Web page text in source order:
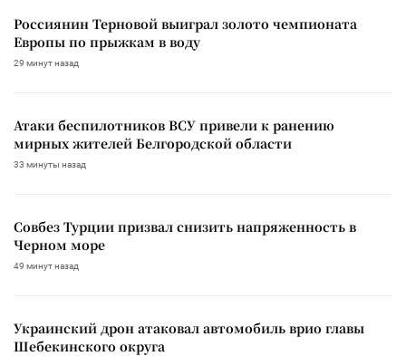
Россиянин Терновой выиграл золото чемпионата
Европы по прыжкам в воду
29 минут назад
Атаки беспилотников ВСУ привели к ранению
мирных жителей Белгородской области
33 минуты назад
Совбез Турции призвал снизить напряженность в
Черном море
49 минут назад
Украинский дрон атаковал автомобиль врио главы
Шебекинского округа